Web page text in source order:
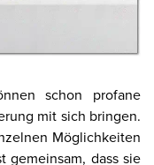
schon profane
mit sich bringen.
Möglichkeiten
gemeinsam, dass sie